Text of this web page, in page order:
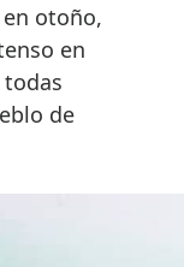
otoño,
en
todas
de